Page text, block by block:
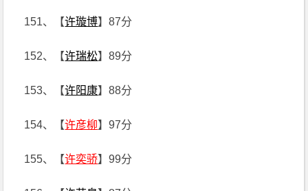
151、【许璇博】87分
152、【许瑞松】89分
153、【许阳康】88分
154、【许彦柳】97分
155、【许奕骄】99分